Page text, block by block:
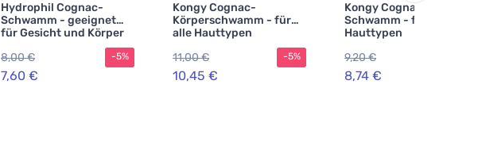
Hydrophil Cognac-
Schwamm - geeignet
für Gesicht und Körper
8,00 €
7,60 €
-5%
Kongy Cognac-
Körperschwamm - für
alle Hauttypen
11,00 €
10,45 €
-5%
Kongy Cognac-
Schwamm - für alle
Hauttypen
9,20 €
8,74 €